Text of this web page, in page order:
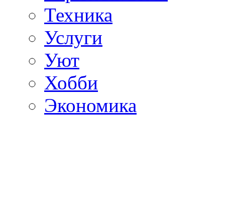
Техника
Услуги
Уют
Хобби
Экономика